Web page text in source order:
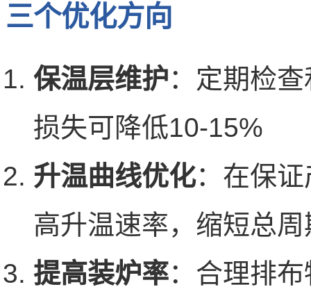
三个优化方向
保温层维护：定期检
损失可降低10-15%
升温曲线优化：在保
高升温速率，缩短总周
提高装炉率：合理排